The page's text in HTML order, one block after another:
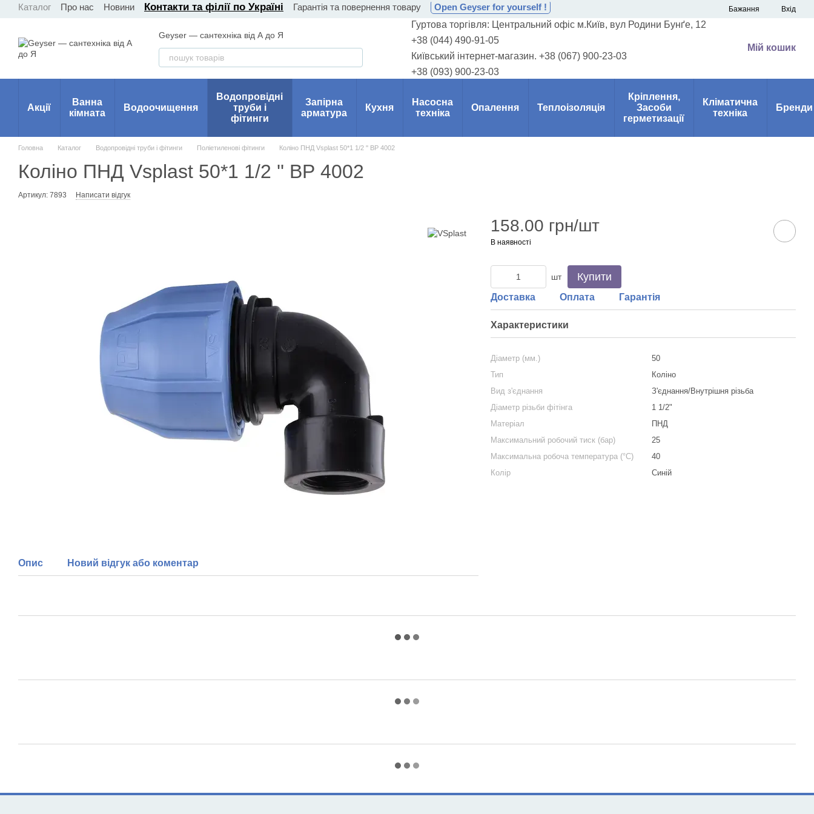
Перейти до основного контенту
Каталог Про нас Новини Контакти та філії по Україні Гарантія та повернення товару Open Geyser for yourself ! Бажання Вхід
Geyser — сантехніка від А до Я
Гуртова торгівля: Центральний офіс м.Київ, вул Родини Бунґе, 12
+38 (044) 490-91-05
Київський інтернет-магазин. +38 (067) 900-23-03
+38 (093) 900-23-03
Мій кошик
Акції
Ванна
кімната
Водоочищення
Водопровідні
труби і
фітинги
Запірна
арматура
Кухня
Насосна
техніка
Опалення Теплоізоляція
Кріплення,
Засоби
герметизації
Кліматична
техніка
Бренди
Головна Каталог Водопровідні труби і фітинги Поліетиленові фітинги Коліно ПНД Vsplast 50*1 1/2 '' ВР 4002
Коліно ПНД Vsplast 50*1 1/2 '' ВР 4002
Артикул: 7893 Написати відгук
Опис Новий відгук або коментар
158.00 грн/шт
В наявності
шт Купити
Доставка Оплата Гарантія
Характеристики
Діаметр (мм.)
50
Тип
Коліно
Вид з'єднання
З'єднання/Внутрішня різьба
Діаметр різьби фітінга
1 1/2"
Матеріал
ПНД
Максимальний робочий тиск (бар)
25
Максимальна робоча температура (°С)
40
Колір
Синій